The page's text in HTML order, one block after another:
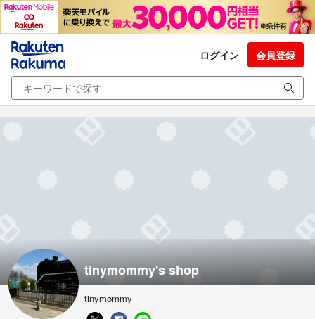
ログイン 会員登録
tinymommy's shop
tinymommy